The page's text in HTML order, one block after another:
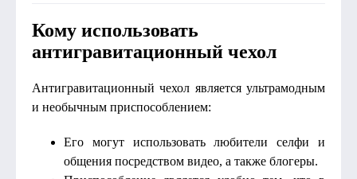
Кому использовать
антигравитационный чехол
Антигравитационный чехол является ультрамодным
и необычным приспособлением:
Его могут использовать любители селфи и
общения посредством видео, а также блогеры.